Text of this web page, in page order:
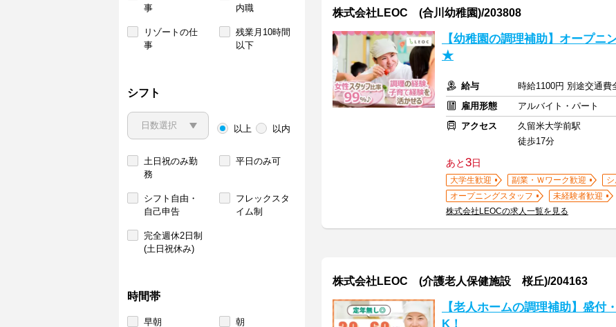
事
内職
リゾートの仕
事
残業月10時間
以下
シフト
以上 以内
土日祝のみ勤
務
平日のみ可
シフト自由・
自己申告
フレックスタ
イム制
完全週休2日制
(土日祝休み)
時間帯
早朝 朝
株式会社LEOC (合川幼稚園)/203808
【幼稚園の調理補助】オープ
★
給与
時給1100円 別途交通費
雇用形態
アルバイト・パート
アクセス
久留米大学前駅
徒歩17分
あと3日
大学生歓迎 副業・Ｗワーク歓迎
オープニングスタッフ
未経験者歓迎
株式会社LEOCの求人一覧を見る
株式会社LEOC (介護老人保健施設 桜丘)/204163
【老人ホームの調理補助】盛付
K！